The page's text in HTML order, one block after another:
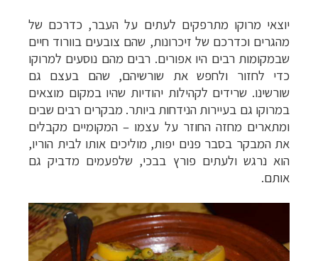
יוצאי מרוקו מתרפקים לעתים על העבר, כדרכם של
מהגרים וכדרכם של זיכרונות, שהם צובעים בוורוד חיים
שבמקומות רבים היו אפורים. רבים מהם נוסעים למרוקו
כדי לחזור ולחפש את שורשיהם, שהם בעצם גם
שורשינו. שרידים לקהילות יהודיות שהיו במקום מוצאים
במרוקו גם בעיירות הנידחות ביותר. מבקרים רבים שבים
ומתארים מחזה החוזר על עצמו –המקומיים מקבלים
את המבקר בסבר פנים יפות, מוליכים אותו לבית הוריו,
הוא נרגש ולעתים פורץ בבכי, שלפעמים מדביק גם
אותם.